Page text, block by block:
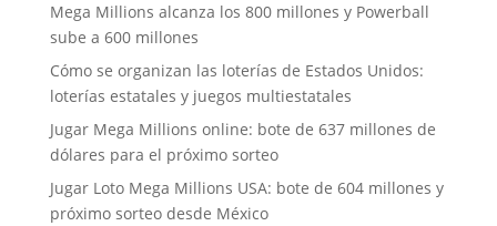
Mega Millions alcanza los 800 millones y Powerball
sube a 600 millones
Cómo se organizan las loterías de Estados Unidos:
loterías estatales y juegos multiestatales
Jugar Mega Millions online: bote de 637 millones de
dólares para el próximo sorteo
Jugar Loto Mega Millions USA: bote de 604 millones y
próximo sorteo desde México